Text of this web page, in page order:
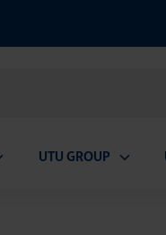
UTU GROUP